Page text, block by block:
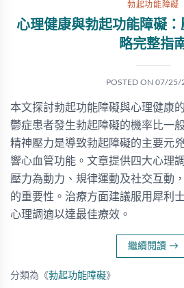
勃起功能障礙
心理健康與勃起功能障礙
略完整指
POSTED ON 07/25/
本文探討勃起功能障礙與心理健康
鬱症患者發生勃起障礙的機率比一
精神壓力是導致勃起障礙的主要元
響心血管功能。文章提供四大心理
壓力為動力、規律運動及社交互動
的重要性。治療方面建議服用犀利
心理調適以達最佳療效。
繼續閱讀 →
分類為《勃起功能障礙》